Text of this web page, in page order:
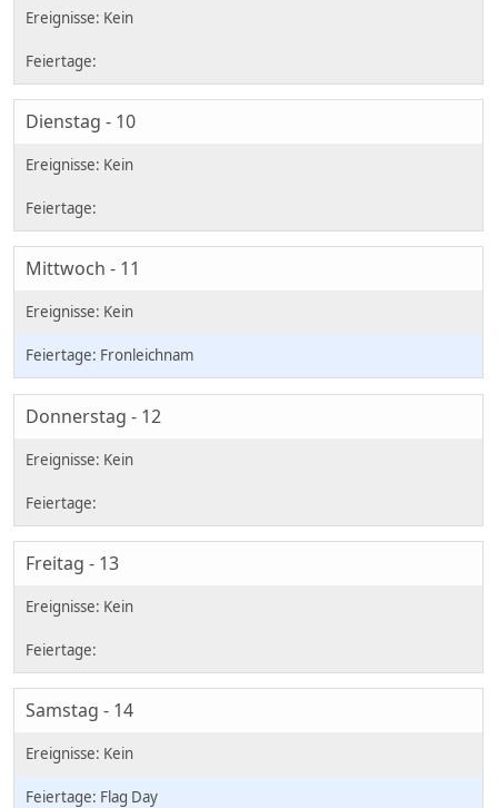
Dienstag - 10
Mittwoch - 11
Fronleichnam
Donnerstag - 12
Freitag - 13
Samstag - 14
Flag Day